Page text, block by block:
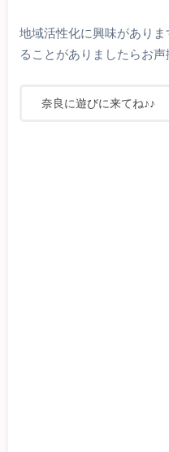
地域活性化に興味があり
ることがありましたらお声
奈良に遊びに来てね♪♪